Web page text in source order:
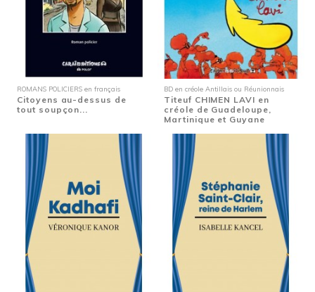
ROMANS POLICIERS en français
Citoyens au-dessus de
tout soupçon...
BD en créole Antillais ou Réunionnais
Titeuf CHIMEN LAVI en
créole de Guadeloupe,
Martinique et Guyane